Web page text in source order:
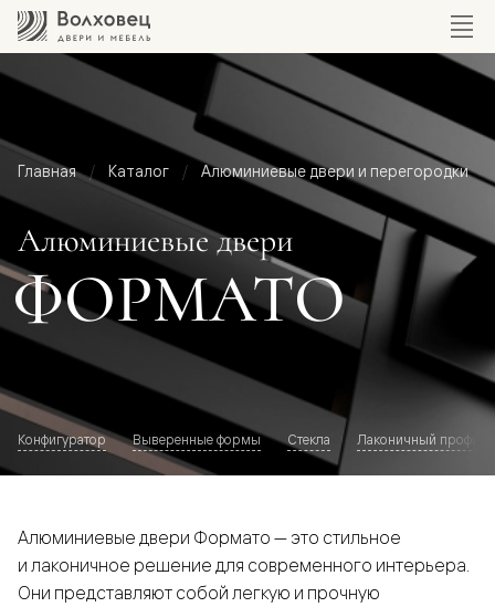
Главная Каталог Алюминиевые двери и перегородки
Алюминиевые двери
ФОРМАТО
Конфигуратор Выверенные формы Стекла Лаконичный профиль
Алюминиевые двери Формато — это стильное
и лаконичное решение для современного интерьера.
Они представляют собой легкую и прочную